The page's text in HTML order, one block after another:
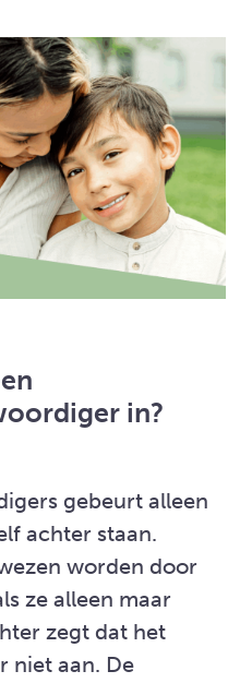
in?
gebeurt alleen
achter staan.
worden door
ze alleen maar
zegt dat het
niet aan. De